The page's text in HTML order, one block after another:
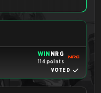
WIN NRG
114 points
VOTED